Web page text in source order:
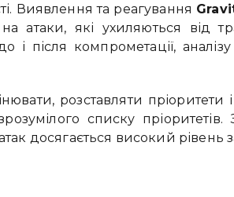
Виявлення та реагування
на атаки, які ухиляються від
після компрометації,
розставляти пріоритети
списку пріоритетів.
досягається високий рівень